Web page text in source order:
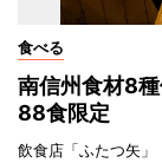
食べる
南信州食材8
88食限定
飲食店「ふたつ矢